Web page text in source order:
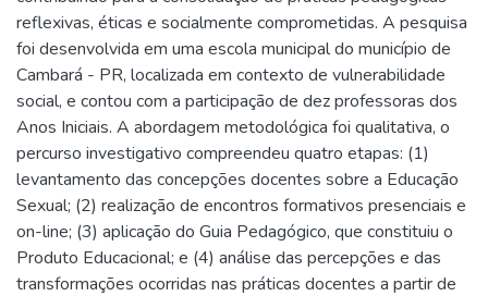
reflexivas, éticas e socialmente comprometidas. A pesquisa
foi desenvolvida em uma escola municipal do município de
Cambará - PR, localizada em contexto de vulnerabilidade
social, e contou com a participação de dez professoras dos
Anos Iniciais. A abordagem metodológica foi qualitativa, o
percurso investigativo compreendeu quatro etapas: (1)
levantamento das concepções docentes sobre a Educação
Sexual; (2) realização de encontros formativos presenciais e
on-line; (3) aplicação do Guia Pedagógico, que constituiu o
Produto Educacional; e (4) análise das percepções e das
transformações ocorridas nas práticas docentes a partir de